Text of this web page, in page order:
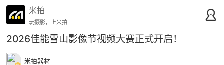
米拍
玩摄影，上米拍
2026佳能雪山影像节视频大赛正式开启！
米拍器材